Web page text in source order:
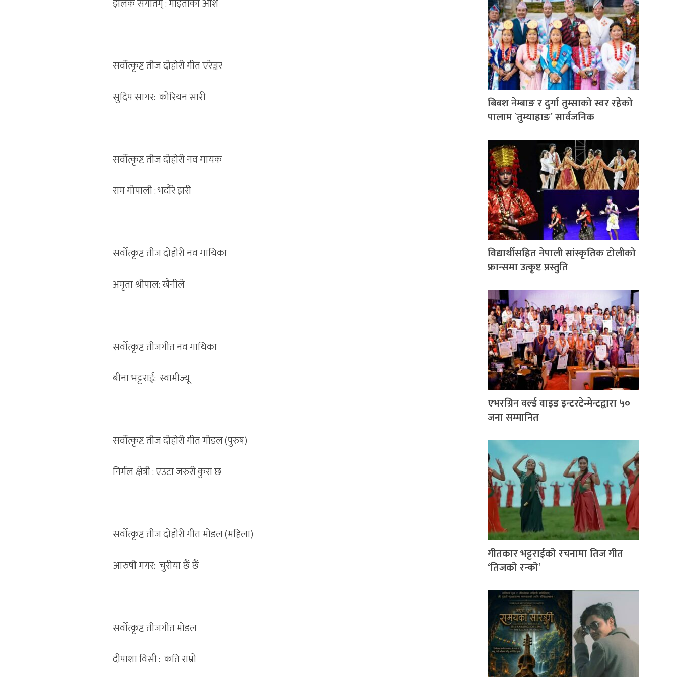
सर्वोत्कृष्ट तीज दोहोरी गीत एरेञ्जर
सुदिप सागर: कोरियन सारी
सर्वोत्कृष्ट तीज दोहोरी नव गायक
राम गोपाली : भदौरे झरी
सर्वोत्कृष्ट तीज दोहोरी नव गायिका
अमृता श्रीपाल: खैनीले
सर्वोत्कृष्ट तीजगीत नव गायिका
बीना भट्टराई: स्वामीज्यू
सर्वोत्कृष्ट तीज दोहोरी गीत मोडल (पुरुष)
निर्मल क्षेत्री : एउटा जरुरी कुरा छ
सर्वोत्कृष्ट तीज दोहोरी गीत मोडल (महिला)
आरुषी मगर: चुरीया छैं छैं
सर्वोत्कृष्ट तीजगीत मोडल
दीपाशा विसी : कति राम्रो
बिबश नेम्बाङ र दुर्गा तुम्साको स्वर रहेको
पालाम `तुम्याहाङ´ सार्वजनिक
विद्यार्थीसहित नेपाली सांस्कृतिक टोलीको
फ्रान्समा उत्कृष्ट प्रस्तुति
एभरग्रिन वर्ल्ड वाइड इन्टरटेन्मेन्टद्वारा ५०
जना सम्मानित
गीतकार भट्टराईको रचनामा तिज गीत
‘तिजको रन्को’